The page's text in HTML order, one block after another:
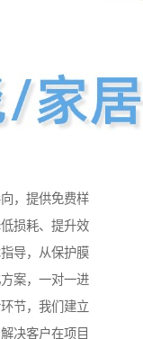
，提供免费样
损耗、提升效
导，从保护膜
案，一对一进
节，我们建立
决客户在项目